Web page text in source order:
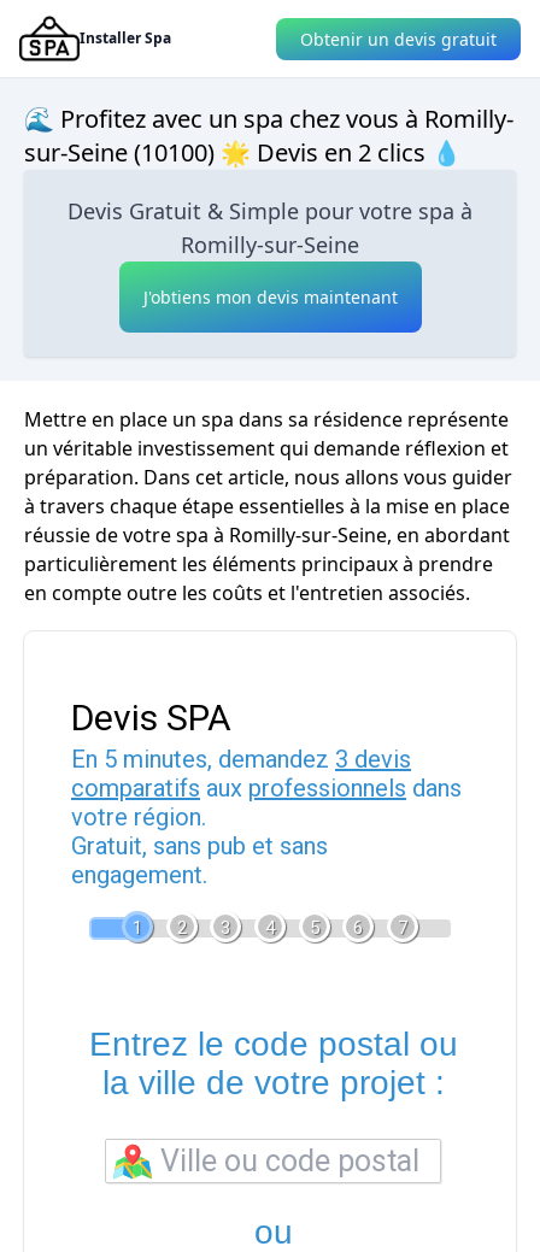
Installer Spa Obtenir un devis gratuit
🌊 Profitez avec un spa chez vous à Romilly-
sur-Seine (10100) 🌟 Devis en 2 clics 💧
Devis Gratuit & Simple pour votre spa à
Romilly-sur-Seine
J'obtiens mon devis maintenant
Mettre en place un spa dans sa résidence représente
un véritable investissement qui demande réflexion et
préparation. Dans cet article, nous allons vous guider
à travers chaque étape essentielles à la mise en place
réussie de votre spa à Romilly-sur-Seine, en abordant
particulièrement les éléments principaux à prendre
en compte outre les coûts et l'entretien associés.
Devis SPA
En 5 minutes, demandez 3 devis
comparatifs aux professionnels dans
votre région.
Gratuit, sans pub et sans
engagement.
1 2 3 4 5 6 7
Entrez le code postal ou
la ville de votre projet :
ou